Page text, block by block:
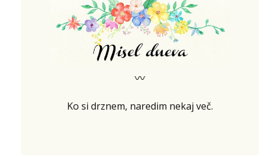
〰
Ko si drznem, naredim nekaj več.